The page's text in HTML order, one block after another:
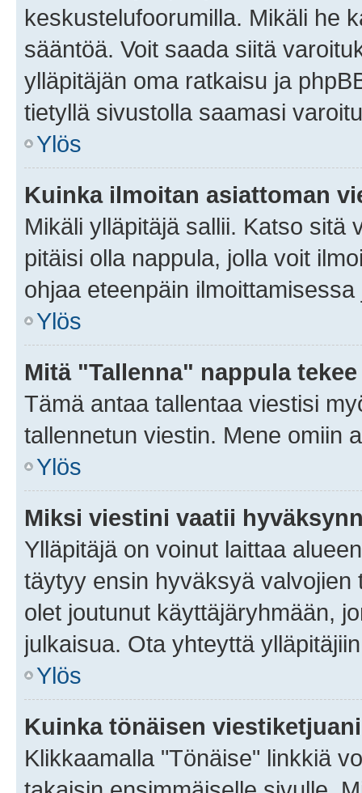
keskustelufoorumilla. Mikäli he
sääntöä. Voit saada siitä
ylläpitäjän oma ratkaisu ja
tietyllä sivustolla saamasi
Ylös
Kuinka ilmoitan asiattoman
Mikäli ylläpitäjä sallii. Katso sitä
pitäisi olla nappula, jolla voit
ohjaa eteenpäin
Ylös
Mitä "Tallenna" nappula
Tämä antaa tallentaa viestisi
tallennetun viestin. Mene omiin
Ylös
Miksi viestini vaatii
Ylläpitäjä on voinut laittaa
täytyy ensin hyväksyä
olet joutunut käyttäjäryhmään,
julkaisua. Ota yhteyttä
Ylös
Kuinka tönäisen
Klikkaamalla "Tönäise" linkkiä